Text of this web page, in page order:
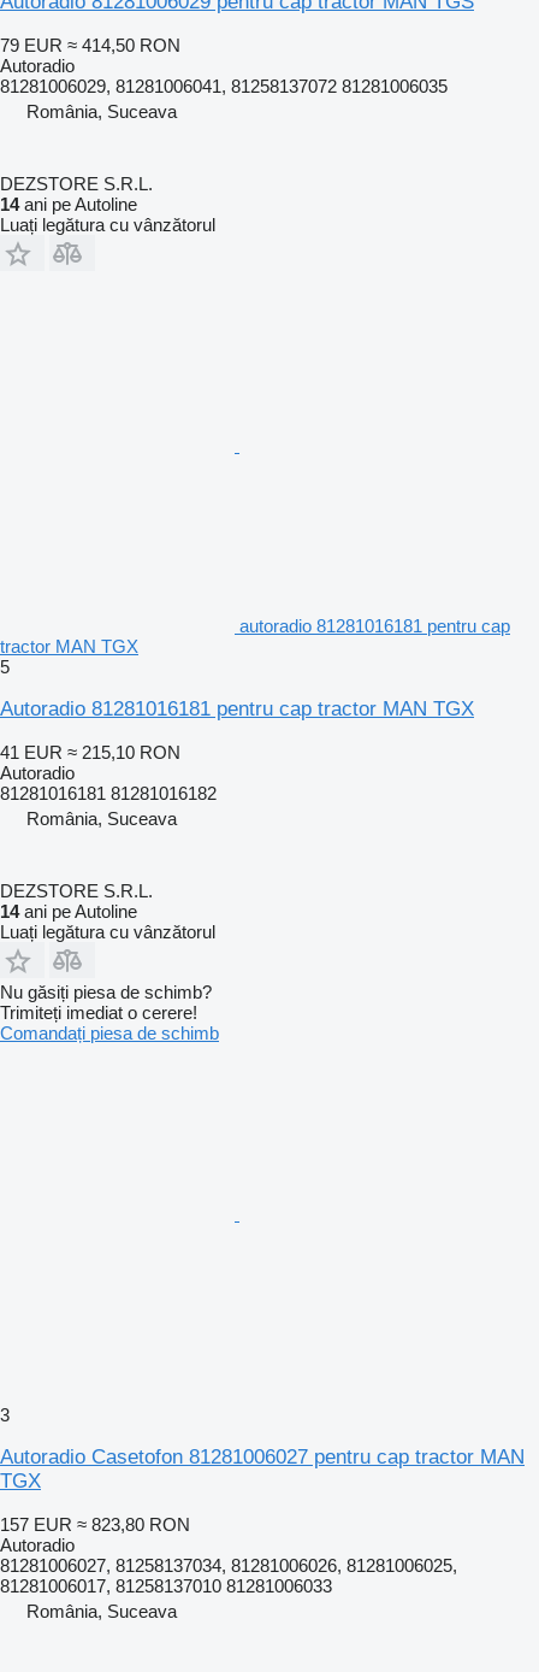
79 EUR ≈ 414,50 RON
Autoradio
81281006029, 81281006041, 81258137072 81281006035
România, Suceava
DEZSTORE S.R.L.
14ani pe Autoline
Luați legătura cu vânzătorul
autoradio 81281016181 pentru cap
tractor MAN TGX
5
Autoradio 81281016181 pentru cap tractor MAN TGX
41 EUR ≈ 215,10 RON
Autoradio
81281016181 81281016182
România, Suceava
DEZSTORE S.R.L.
14ani pe Autoline
Luați legătura cu vânzătorul
Nu găsiți piesa de schimb?
Trimiteți imediat o cerere!
Comandați piesa de schimb
3
Autoradio Casetofon 81281006027 pentru cap tractor MAN
TGX
157 EUR ≈ 823,80 RON
Autoradio
81281006027, 81258137034, 81281006026, 81281006025,
81281006017, 81258137010 81281006033
România, Suceava